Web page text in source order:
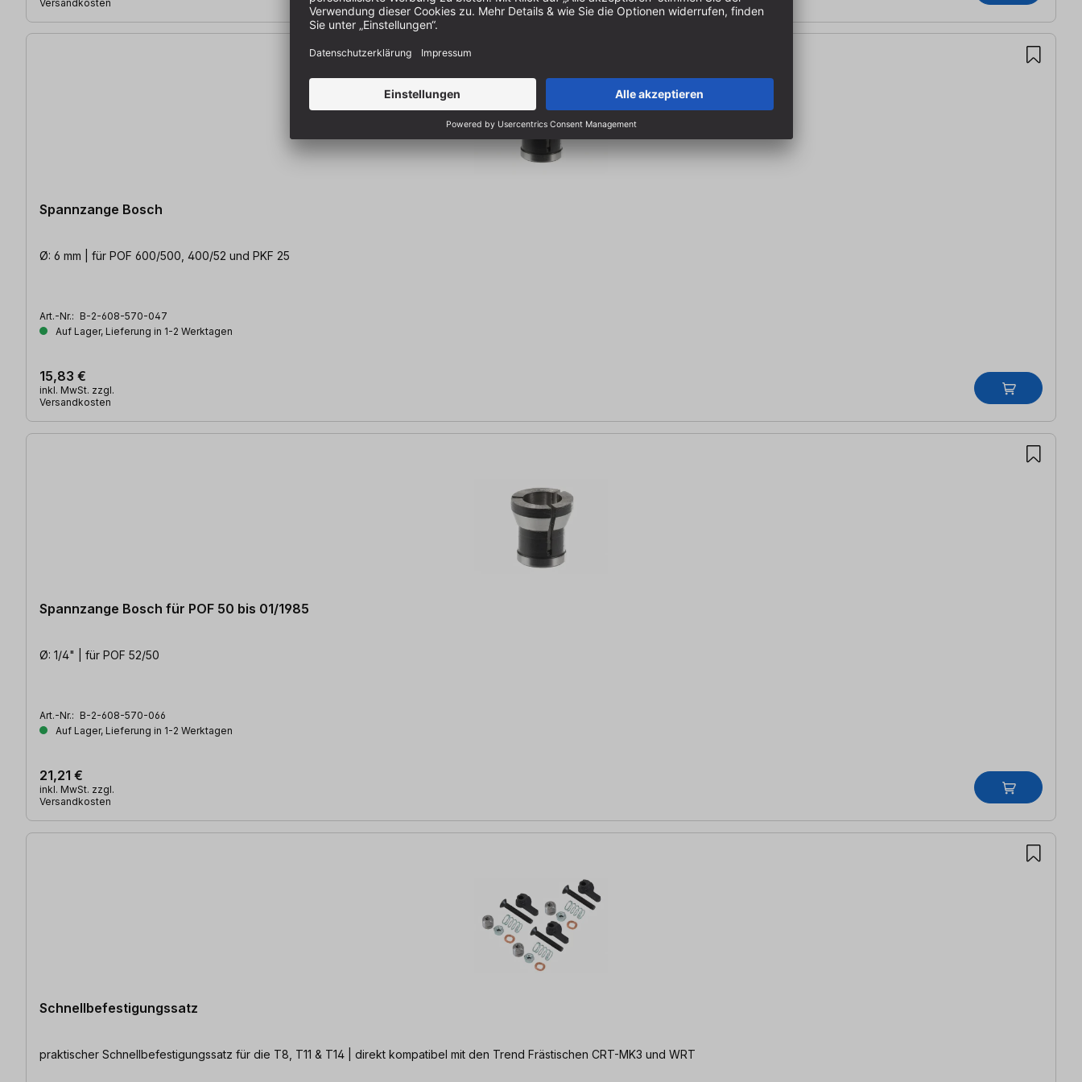
Versandkosten
Spannzange Bosch
Ø: 6 mm | für POF 600/500, 400/52 und PKF 25
Art.-Nr.: B-2-608-570-047
Auf Lager, Lieferung in 1-2 Werktagen
15,83 €
inkl. MwSt. zzgl.
Versandkosten
Spannzange Bosch für POF 50 bis 01/1985
Ø: 1/4" | für POF 52/50
Art.-Nr.: B-2-608-570-066
Auf Lager, Lieferung in 1-2 Werktagen
21,21 €
inkl. MwSt. zzgl.
Versandkosten
Schnellbefestigungssatz
praktischer Schnellbefestigungssatz für die T8, T11 & T14 | direkt kompatibel mit den Trend Frästischen CRT-MK3 und WRT